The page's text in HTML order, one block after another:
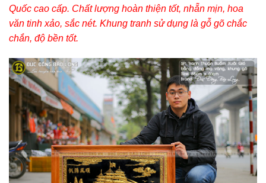
Quốc cao cấp. Chất lượng hoàn thiện tốt, nhẵn mịn, hoa
văn tinh xảo, sắc nét. Khung tranh sử dụng là gỗ gõ chắc
chắn, độ bền tốt.